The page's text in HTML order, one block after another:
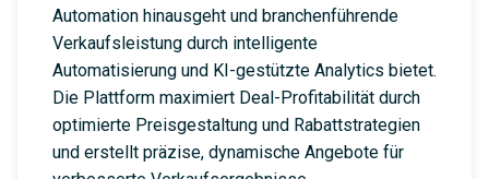
Automation hinausgeht und branchenführende
Verkaufsleistung durch intelligente
Automatisierung und KI-gestützte Analytics bietet.
Die Plattform maximiert Deal-Profitabilität durch
optimierte Preisgestaltung und Rabattstrategien
und erstellt präzise, dynamische Angebote für